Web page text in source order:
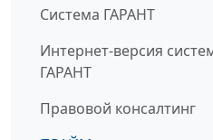
Система ГАРАНТ
Интернет-версия
ГАРАНТ
Правовой консалтинг